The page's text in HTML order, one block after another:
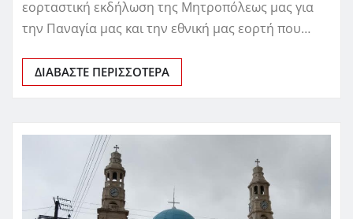
εορταστική εκδήλωση της Μητροπόλεως μας για
την Παναγία μας και την εθνική μας εορτή που…
ΔΙΑΒΆΣΤΕ ΠΕΡΙΣΣΌΤΕΡΑ